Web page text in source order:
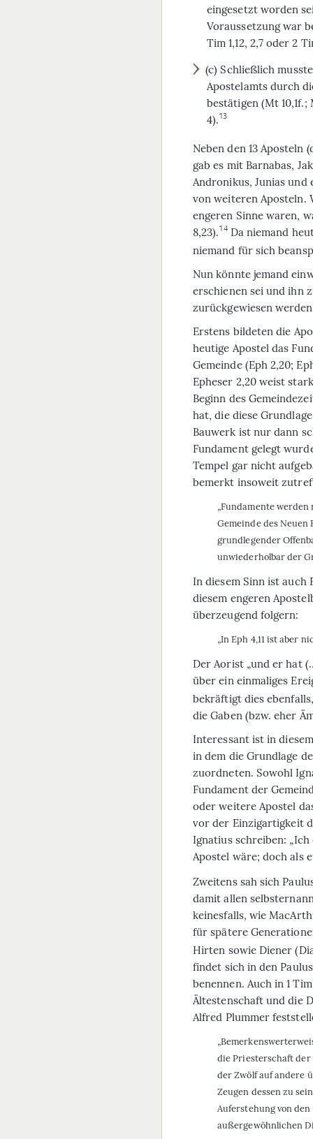
eingesetzt worden
Voraussetzung war
Tim 1,12, 2,7 oder 2
(c) Schließlich
Apostelamts durch
bestätigen (Mt 10,1f.;
4).13
Neben den 13 Aposteln
gab es mit Barnabas,
Andronikus, Junias
von weiteren Aposteln.
engeren Sinne waren,
8,23).14Da niemand
niemand für sich
Nun könnte jemand
erschienen sei und ihn
zurückgewiesen
Erstens bildeten die
heutige Apostel das
Gemeinde (Eph 2,20;
Epheser 2,20 weist
Beginn des
hat, die diese
Bau­werk ist nur dann
Fundament gelegt
Tempel gar nicht
bemerkt insoweit
„Fundamente
Gemeinde des
grundlegender
unwiederholbar der
In diesem Sinn ist auch
diesem engeren
überzeugend folgern:
„In Eph 4,11 ist aber
Der Aorist „und er hat
über ein einmaliges
bekräftigt dies
die Gaben (bzw. eher
Interessant ist in
in dem die Grundlage
zuordneten. Sowohl
Fundament der
oder weitere Apostel
vor der Einzigartigkeit
Ignatius schreiben:
Apostel wäre; doch als
Zweitenssah sich
damit allen
keinesfalls, wie
für spätere
Hirten sowie Diener
findet sich in den
benennen. Auch in 1
Ältestenschaft und die
Alfred Plummer
die Priesterschaft der
der Zwölf auf andere
Zeugen dessen zu
Auferstehung von
außergewöhnlichen